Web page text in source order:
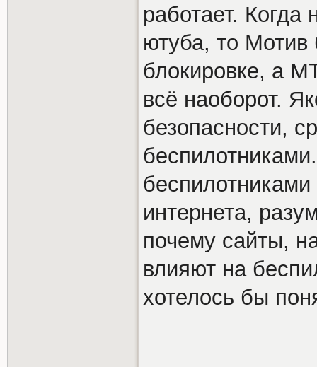
работает. Когда
ютуба, то
блокировке, а
всё наоборот.
безопасности,
интернета,
почему сайты,
влияют на
хотелось бы